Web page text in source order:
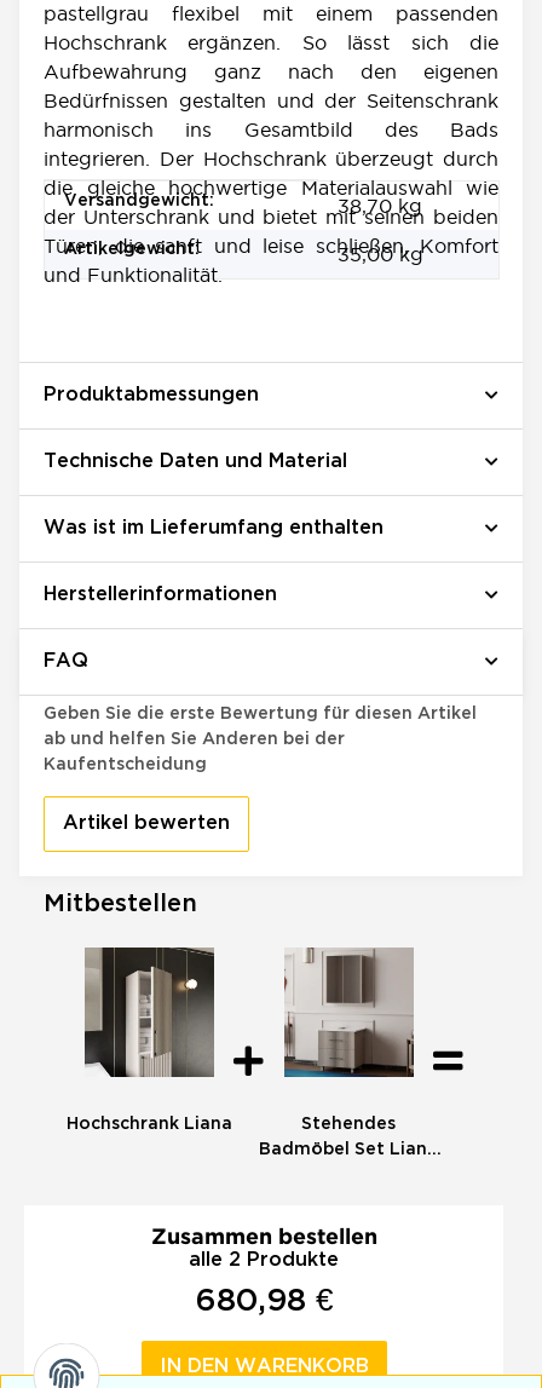
pastellgrau flexibel mit einem passenden
Hochschrank ergänzen. So lässt sich die
Aufbewahrung ganz nach den eigenen
Bedürfnissen gestalten und der Seitenschrank
harmonisch ins Gesamtbild des Bads
integrieren. Der Hochschrank überzeugt durch
die gleiche hochwertige Materialauswahl wie
der Unterschrank und bietet mit seinen beiden
Türen, die sanft und leise schließen, Komfort
und Funktionalität.
Produkteigenschaft
Wert
Versandgewicht: 38,70 kg
Artikelgewicht: 35,00 kg
Produktabmessungen
Technische Daten und Material
Was ist im Lieferumfang enthalten
Herstellerinformationen
FAQ
Geben Sie die erste Bewertung für diesen Artikel
ab und helfen Sie Anderen bei der
Kaufentscheidung
Artikel bewerten
Mitbestellen
Hochschrank Liana
Stehendes
Badmöbel Set Liana
Zusammen bestellen
alle 2 Produkte
680,98 €
IN DEN WARENKORB